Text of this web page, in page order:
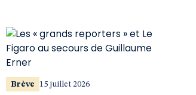
Brève 15 juillet 2026